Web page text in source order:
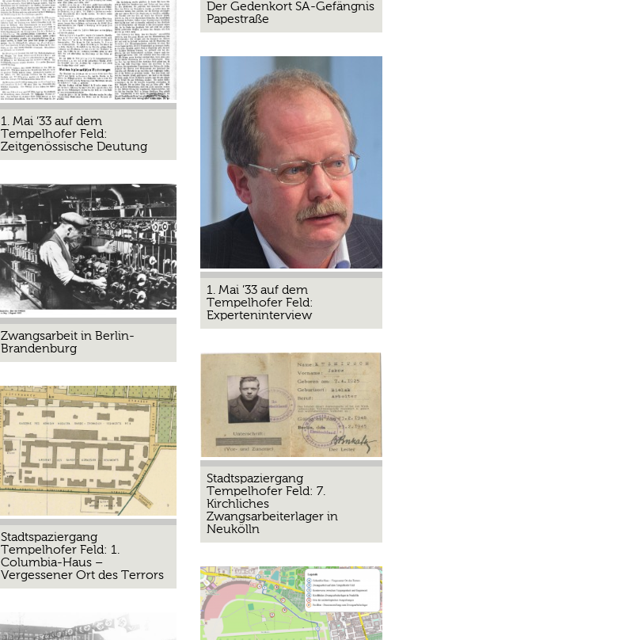
1. Mai ’33 auf dem
Tempelhofer Feld:
Zeitgenössische Deutung
Zwangsarbeit in Berlin-
Brandenburg
Stadtspaziergang
Tempelhofer Feld: 1.
Columbia-Haus –
Vergessener Ort des Terrors
Der Gedenkort SA-Gefängnis
Papestraße
1. Mai ’33 auf dem
Tempelhofer Feld:
Experteninterview
Stadtspaziergang
Tempelhofer Feld: 7.
Kirchliches
Zwangsarbeiterlager in
Neukölln